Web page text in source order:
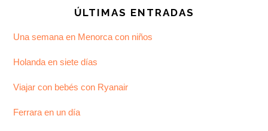
ÚLTIMAS ENTRADAS
Una semana en Menorca con niños
Holanda en siete días
Viajar con bebés con Ryanair
Ferrara en un día